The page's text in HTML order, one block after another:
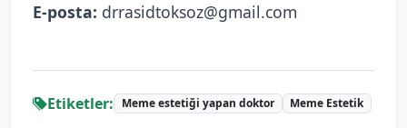
E-posta: drrasidtoksoz@gmail.com
Etiketler: Meme estetiği yapan doktor Meme Estetik